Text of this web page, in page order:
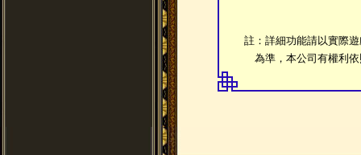
註：詳細功能請以實際
為準，本公司有權利